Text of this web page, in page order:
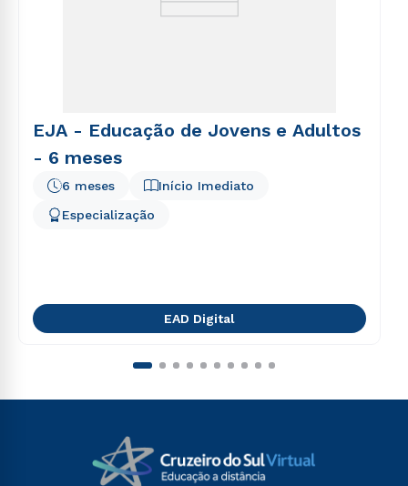
EJA - Educação de Jovens e Adultos
- 6 meses
Início Imediato
6 meses
Especialização
EAD Digital